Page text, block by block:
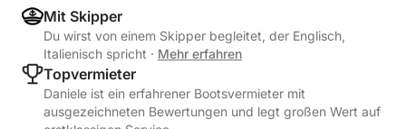
Mit Skipper
Du wirst von einem Skipper begleitet, der Englisch,
Italienisch spricht · Mehr erfahren
Topvermieter
Daniele ist ein erfahrener Bootsvermieter mit
ausgezeichneten Bewertungen und legt großen Wert auf